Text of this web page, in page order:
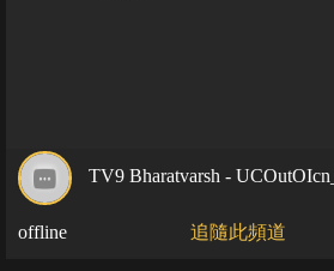
TV9 Bharatvarsh -
offline 追隨此頻道